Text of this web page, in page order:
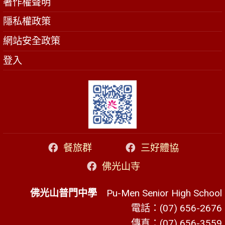
隱私權政策
網站安全政策
登入
餐旅群
三好體協
佛光山寺
佛光山普門中學 Pu-Men Senior High School
電話：(07) 656-2676